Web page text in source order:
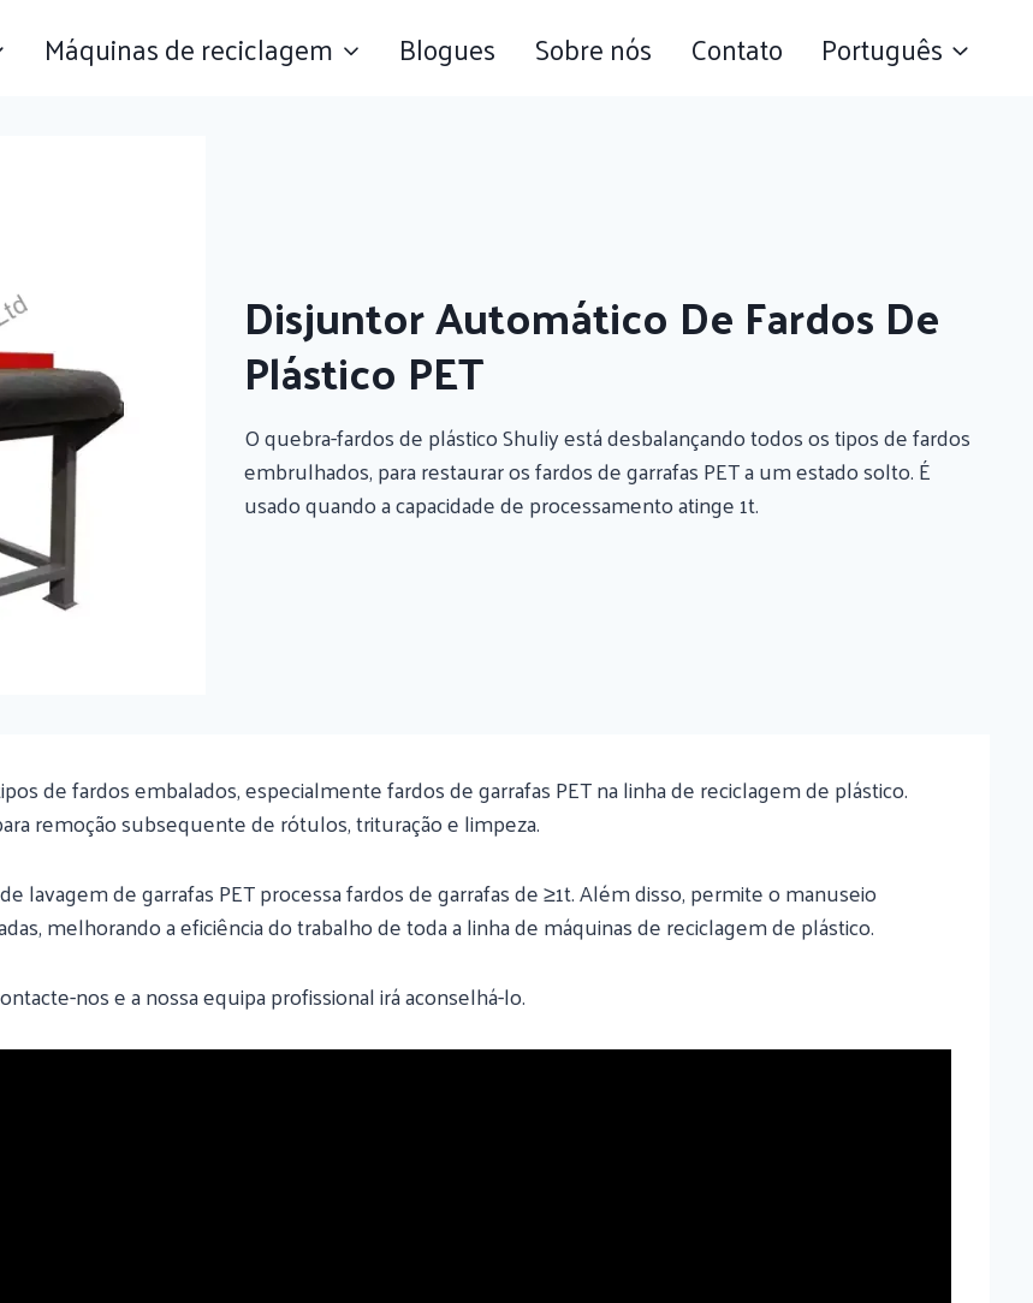
Máquinas de reciclagem Blogues Sobre nós Contato Português
Disjuntor Automático De Fardos De
Plástico PET
O quebra-fardos de plástico Shuliy está desbalançando todos os tipos de fardos
embrulhados, para restaurar os fardos de garrafas PET a um estado solto. É
usado quando a capacidade de processamento atinge 1t.
de fardos embalados, especialmente fardos de garrafas PET na linha de reciclagem de plástico.
remoção subsequente de rótulos, trituração e limpeza.
lavagem de garrafas PET processa fardos de garrafas de ≥1t. Além disso, permite o manuseio
melhorando a eficiência do trabalho de toda a linha de máquinas de reciclagem de plástico.
nos e a nossa equipa profissional irá aconselhá-lo.